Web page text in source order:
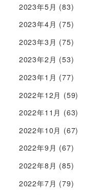
2023年5月 (83)
2023年4月 (75)
2023年3月 (75)
2023年2月 (53)
2023年1月 (77)
2022年12月 (59)
2022年11月 (63)
2022年10月 (67)
2022年9月 (67)
2022年8月 (85)
2022年7月 (79)